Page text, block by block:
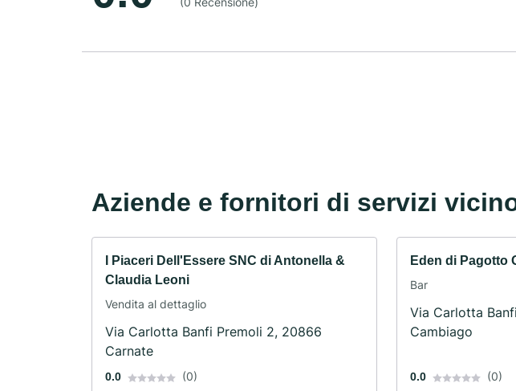
Aziende e fornitori di servizi
I Piaceri Dell'Essere SNC di Antonella &
Claudia Leoni
Vendita al dettaglio
Via Carlotta Banfi Premoli 2, 20866
Carnate
0.0 (0)
Eden di Pagotto
Bar
Via Carlotta
Cambiago
0.0 (0)